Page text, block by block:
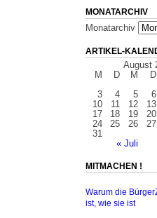
MONATARCHIV
Monatarchiv
ARTIKEL-
August
M
D M D
« Juli
3
4 5 6
10
11 12 13
17
18 19 20
24
25 26 27
31
MITMACHEN !
Warum die
ist, wie sie ist